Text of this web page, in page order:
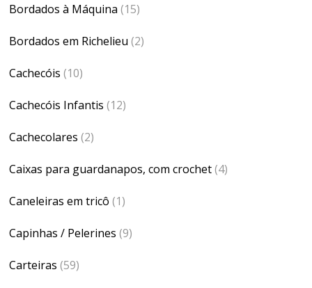
Bordados à Máquina (15)
Bordados em Richelieu (2)
Cachecóis (10)
Cachecóis Infantis (12)
Cachecolares (2)
Caixas para guardanapos, com crochet(4)
Caneleiras em tricô (1)
Capinhas / Pelerines (9)
Carteiras (59)